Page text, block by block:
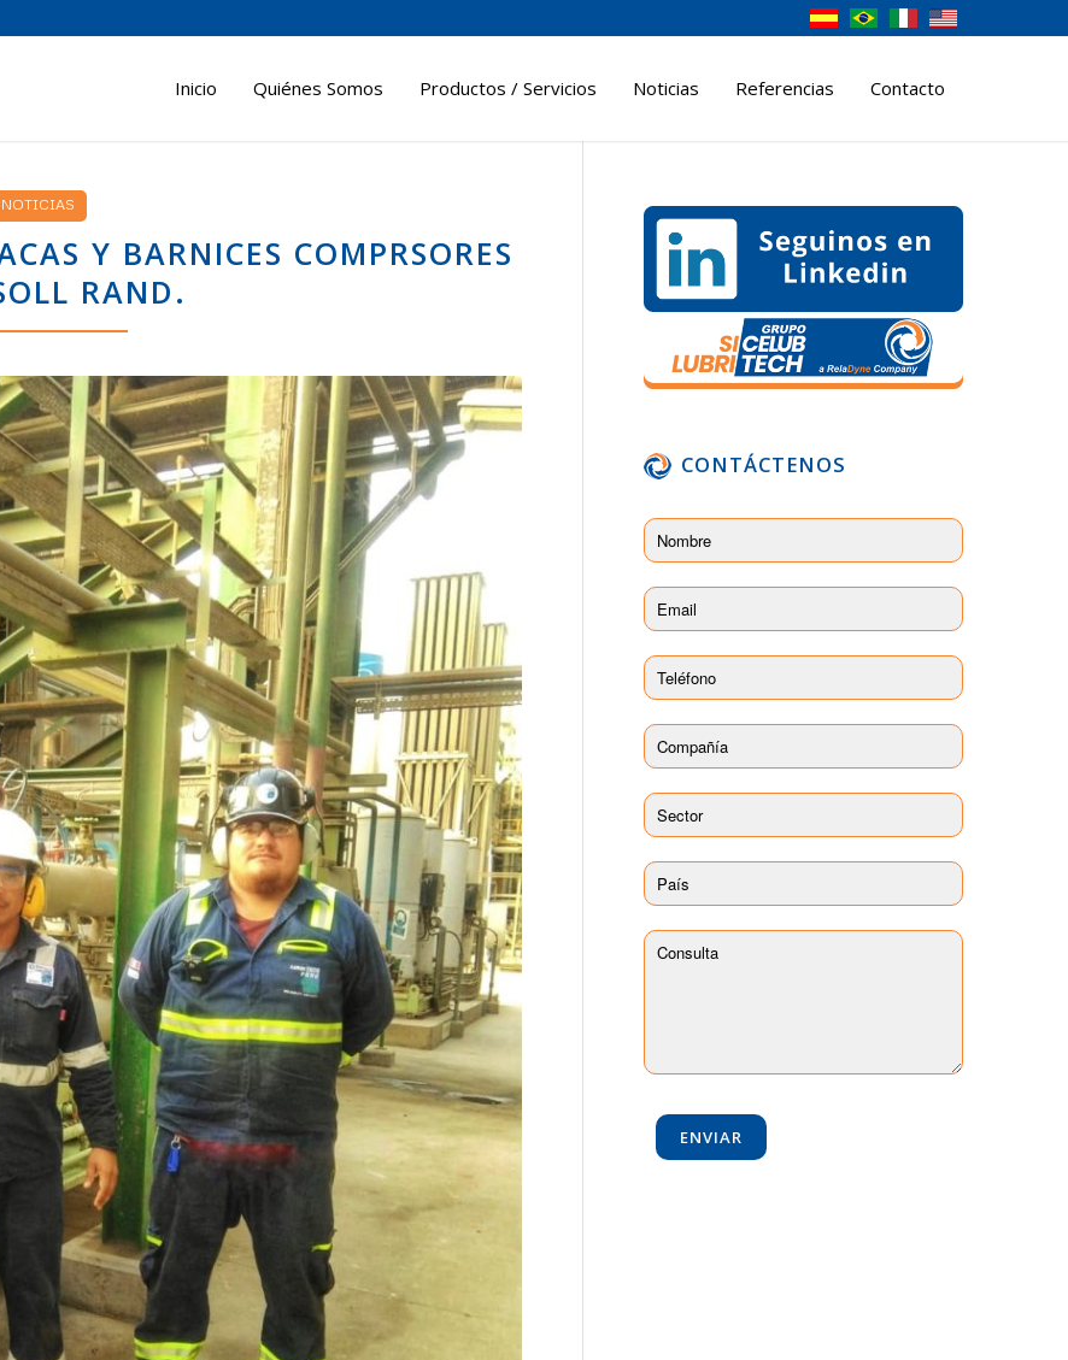
Inicio Quiénes Somos Productos / Servicios Noticias Referencias Contacto
NOTICIAS
Y BARNICES COMPRSORES
RAND.
CONTÁCTENOS